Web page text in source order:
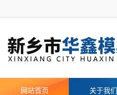
网站首页 关于我们